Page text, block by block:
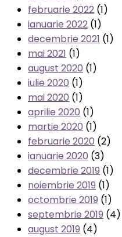
februarie 2022 (1)
ianuarie 2022 (1)
decembrie 2021 (1)
mai 2021 (1)
august 2020 (1)
iulie 2020 (1)
mai 2020 (1)
aprilie 2020 (1)
martie 2020 (1)
februarie 2020 (2)
ianuarie 2020 (3)
decembrie 2019 (1)
noiembrie 2019 (1)
octombrie 2019 (1)
septembrie 2019 (4)
august 2019 (4)